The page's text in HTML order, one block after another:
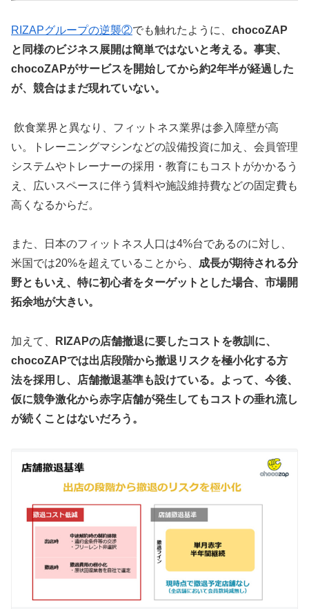
RIZAPグループの逆襲②でも触れたように、 chocoZAP
と同様のビジネス展開は簡単ではないと考える。事実、
chocoZAPがサービスを開始してから約2年半が経過した
が、競合はまだ現れていない。
飲食業界と異なり、フィットネス業界は参入障壁が高
い。トレーニングマシンなどの設備投資に加え、会員管理
システムやトレーナーの採用・教育にもコストがかかるう
え、広いスペースに伴う賃料や施設維持費などの固定費も
高くなるからだ。
また、日本のフィットネス人口は4%台であるのに対し、
米国では20%を超えていることから、 成長が期待される分
野ともいえ、特に初心者をターゲットとした場合、市場開
拓余地が大きい。
加えて、
RIZAPの店舗撤退に要したコストを教訓に、
chocoZAPでは出店段階から撤退リスクを極小化する方
法を採用し、店舗撤退基準も設けている。よって、今後、
仮に競争激化から赤字店舗が発生してもコストの垂れ流し
が続くことはないだろう。